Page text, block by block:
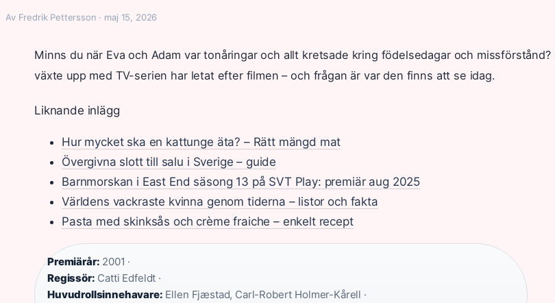
Av Fredrik Pettersson · maj 15, 2026
Minns du när Eva och Adam var tonåringar och allt kretsade kring födelsedagar och missförstånd?
växte upp med TV-serien har letat efter filmen – och frågan är var den finns att se idag.
Liknande inlägg
Hur mycket ska en kattunge äta? – Rätt mängd mat
Övergivna slott till salu i Sverige – guide
Barnmorskan i East End säsong 13 på SVT Play: premiär aug 2025
Världens vackraste kvinna genom tiderna – listor och fakta
Pasta med skinksås och crème fraiche – enkelt recept
Premiärår: 2001 ·
Regissör: Catti Edfeldt ·
Huvudrollsinnehavare: Ellen Fjæstad, Carl-Robert Holmer-Kårell ·